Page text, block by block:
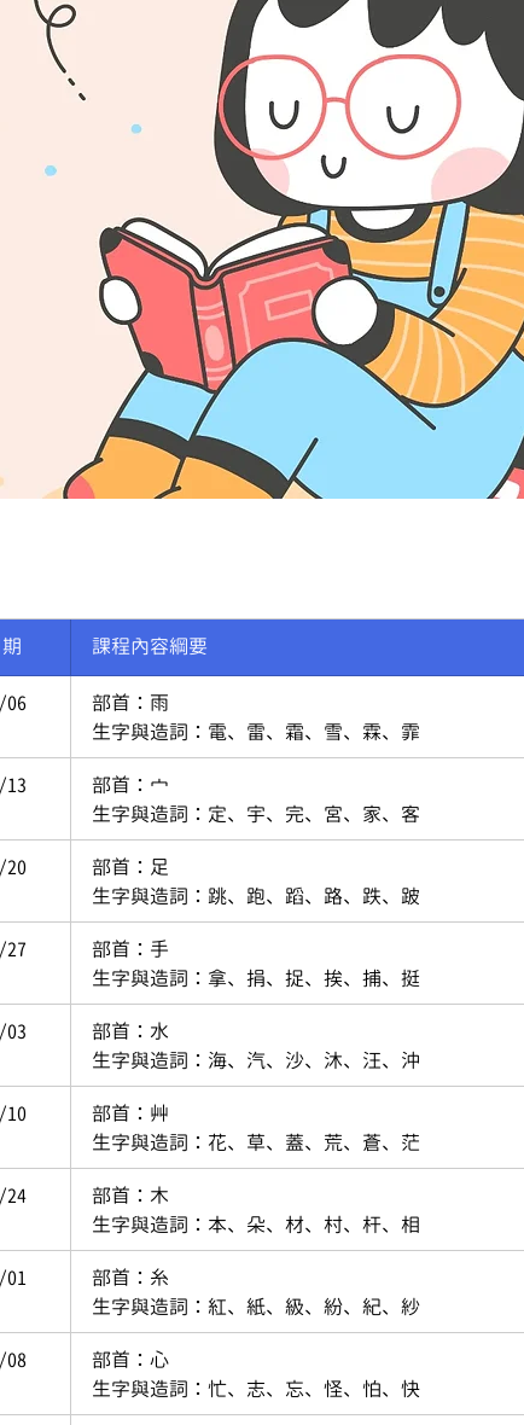
課程內容綱要
06
部首：雨
生字與造詞：電、雷、霜、雪、霖、霏
部首：宀
生字與造詞：定、宇、完、宮、家、客
20
部首：足
生字與造詞：跳、跑、蹈、路、跌、跛
部首：手
生字與造詞：拿、捐、捉、挨、捕、挺
部首：水
生字與造詞：海、汽、沙、沐、汪、沖
10
部首：艸
生字與造詞：花、草、蓋、荒、蒼、茫
24
部首：木
生字與造詞：本、朵、材、村、杆、相
部首：糸
生字與造詞：紅、紙、級、紛、紀、紗
08
部首：心
生字與造詞：忙、志、忘、怪、怕、快